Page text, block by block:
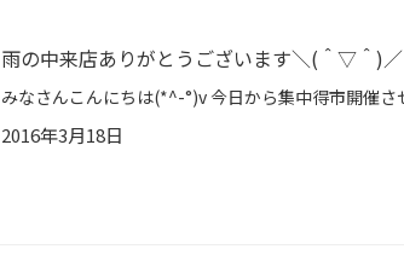
雨の中来店ありがとうございます＼(＾▽＾)／
2016年3月18日